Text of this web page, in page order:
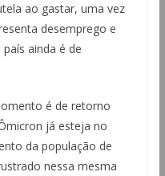
ao gastar, uma vez
desemprego e
ainda é de
é de retorno
já esteja no
da população de
nessa mesma